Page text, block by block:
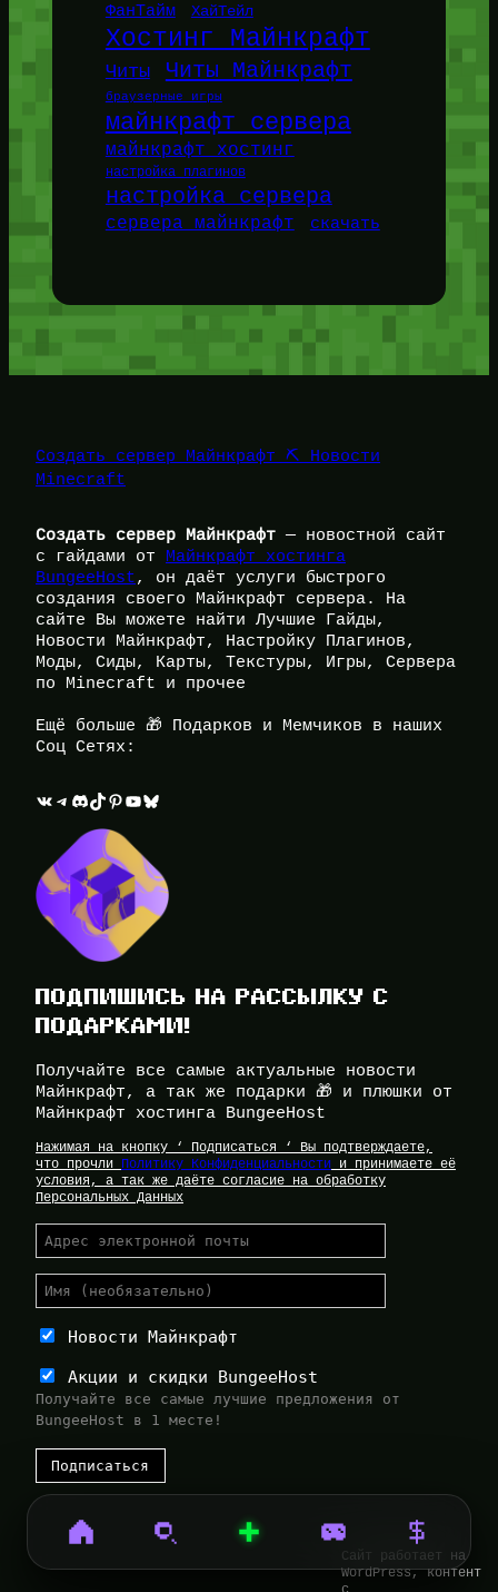
ФанТайм ХайТейл
Хостинг Майнкрафт
Читы Читы Майнкрафт
браузерные игры
майнкрафт сервера
майнкрафт хостинг
настройка плагинов
настройка сервера
сервера майнкрафт скачать
Создать сервер Майнкрафт ⛏️ Новости
Minecraft
Создать сервер Майнкрафт — новостной сайт
с гайдами от
Майнкрафт хостинга
BungeeHost, он даёт услуги быстрого
создания своего Майнкрафт сервера. На
сайте Вы можете найти Лучшие Гайды,
Новости Майнкрафт, Настройку Плагинов,
Моды, Сиды, Карты, Текстуры, Игры, Сервера
по Minecraft и прочее
Ещё больше 🎁 Подарков и Мемчиков в наших
Соц Сетях:
ВКонтакте Telegram Discord TikTok Pinterest YouTube Bluesky
ПОДПИШИСЬ НА РАССЫЛКУ С
ПОДАРКАМИ!
Получайте все самые актуальные новости
Майнкрафт, а так же подарки 🎁 и плюшки от
Майнкрафт хостинга BungeeHost
Нажимая на кнопку ‘ Подписаться ‘ Вы подтверждаете,
что прочли Политику Конфиденциальности и принимаете её
условия, а так же даёте согласие на обработку
Персональных Данных
Новости Майнкрафт
Акции и скидки BungeeHost
Получайте все самые лучшие предложения от
BungeeHost в 1 месте!
Сайт работает на
WordPress, контент